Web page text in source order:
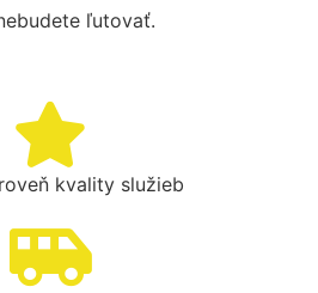
ľutovať.
kvality služieb